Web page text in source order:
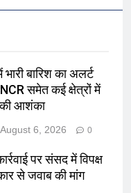
भारी बारिश का अलर्ट
NCR समेत कई क्षेत्रों में
आशंका
August 6, 2026 0
पर संसद में विपक्ष
से जवाब की मांग